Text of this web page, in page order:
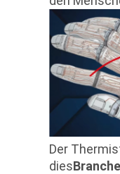
Der
dies